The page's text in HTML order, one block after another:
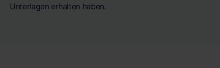
Unterlagen erhalten haben.